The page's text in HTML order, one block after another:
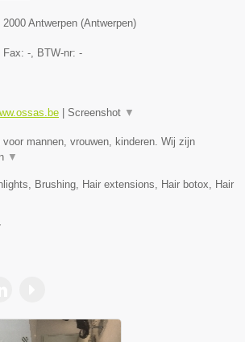
2000 Antwerpen (Antwerpen)
, Fax: - , BTW-nr: -
| Screenshot ▼
voor mannen, vrouwen, kinderen. Wij zijn
▼
Brushing, Hair extensions, Hair botox, Hair